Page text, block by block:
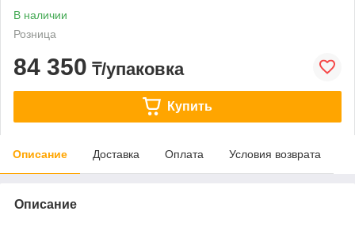
В наличии
Розница
84 350 ₸/упаковка
Купить
Описание Доставка Оплата Условия возврата
Описание